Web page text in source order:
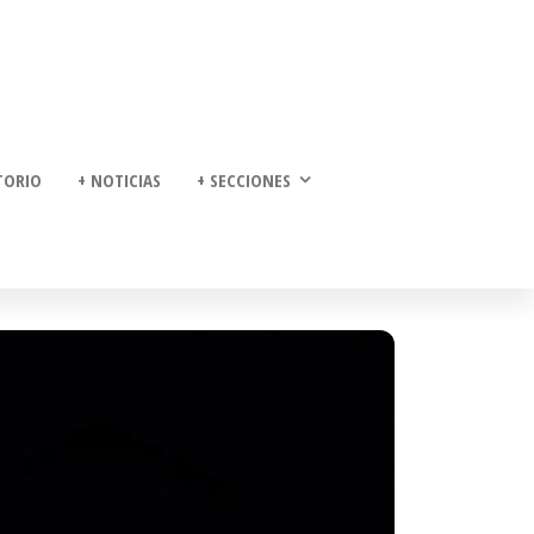
+ NOTICIAS + SECCIONES